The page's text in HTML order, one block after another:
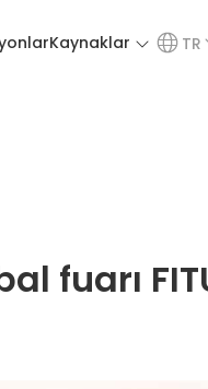
Kaynaklar TR
fuarı